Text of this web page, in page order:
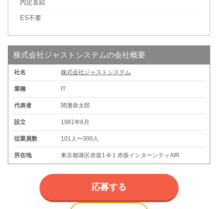
内定直結
ES不要
株式会社ジャストシステムの会社概要
社名 株式会社ジャストシステム
業種 IT
代表者 関灘恭太郎
設立 1981年6月
従業員数 101人〜300人
所在地 東京都港区赤坂1-8-1 赤坂インターシティAIR
応募する